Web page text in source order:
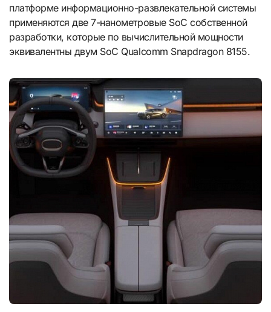
платформе информационно-развлекательной системы
применяются две 7-нанометровые SoC собственной
разработки, которые по вычислительной мощности
эквивалентны двум SoC Qualcomm Snapdragon 8155.